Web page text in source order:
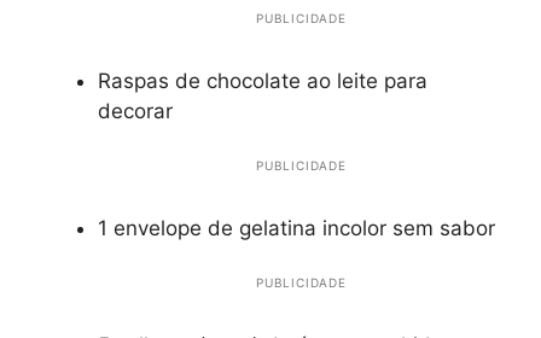
PUBLICIDADE
Raspas de chocolate ao leite para
decorar
PUBLICIDADE
1 envelope de gelatina incolor sem sabor
PUBLICIDADE